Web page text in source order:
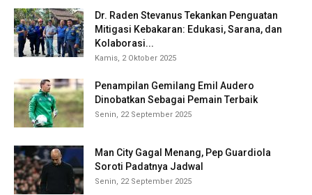
Dr. Raden Stevanus Tekankan Penguatan
Mitigasi Kebakaran: Edukasi, Sarana, dan
Kolaborasi...
Kamis, 2 Oktober 2025
Penampilan Gemilang Emil Audero
Dinobatkan Sebagai Pemain Terbaik
Senin, 22 September 2025
Man City Gagal Menang, Pep Guardiola
Soroti Padatnya Jadwal
Senin, 22 September 2025